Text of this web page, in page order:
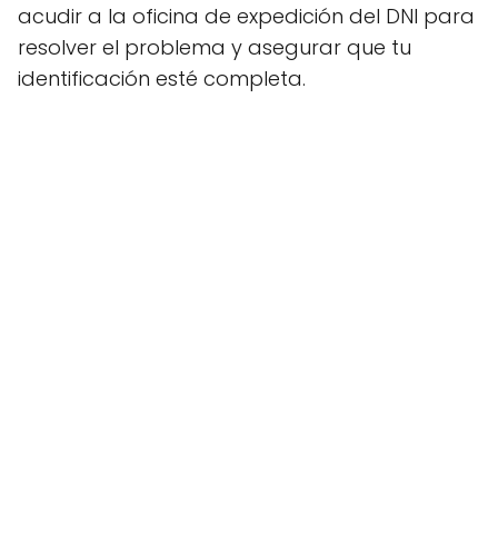
acudir a la oficina de expedición del DNI para
resolver el problema y asegurar que tu
identificación esté completa.